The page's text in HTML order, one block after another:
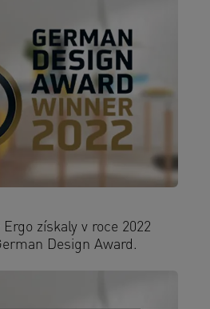
získaly v roce 2022
Design Award.